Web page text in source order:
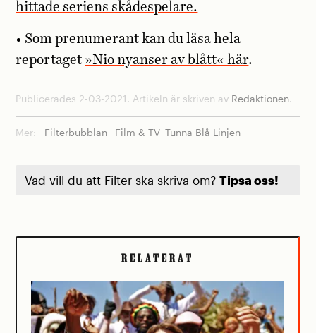
hittade seriens skådespelare.
• Somprenumerant kan du läsa hela
reportaget »Nio nyanser av blått« här.
Publicerades 2-03-2021. Artikeln är skriven av Redaktionen.
Mer: Filterbubblan Film & TV Tunna Blå Linjen
Vad vill du att Filter ska skriva om? Tipsa oss!
RELATERAT